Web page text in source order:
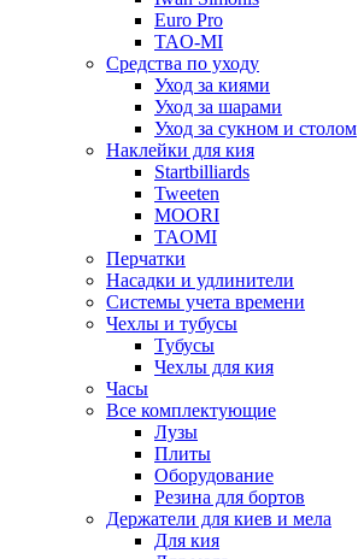
Euro Pro
TAO-MI
Средства по уходу
Уход за киями
Уход за шарами
Уход за сукном и столом
Наклейки для кия
Startbilliards
Tweeten
MOORI
TAOMI
Перчатки
Насадки и удлинители
Системы учета времени
Чехлы и тубусы
Тубусы
Чехлы для кия
Часы
Все комплектующие
Лузы
Плиты
Оборудование
Резина для бортов
Держатели для киев и мела
Для кия